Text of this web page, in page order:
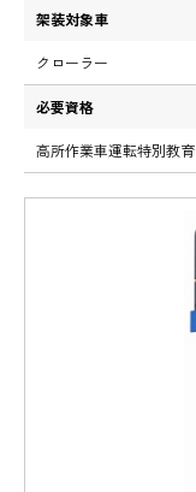
架装対象車
クローラー
必要資格
高所作業車運転特別教育